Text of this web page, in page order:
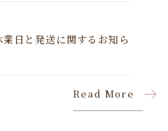
日と発送に関するお知ら
Read More